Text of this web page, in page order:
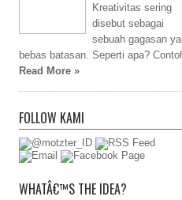
Kreativitas sering
disebut sebagai
sebuah gagasan
bebas batasan. Seperti apa?
Read More »
FOLLOW KAMI
WHATÂ€™S THE IDEA?